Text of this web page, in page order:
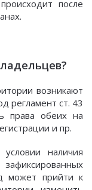
после
возникают
регламент ст. 43
права обеих на
и пр.
наличия
может прийти к